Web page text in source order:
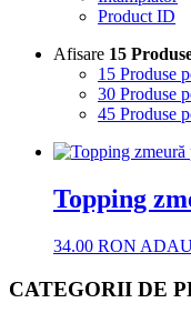
Product ID
Afisare 15
15 Produse
30 Produse
45 Produse
Topping
34.00 RON
CATEGORII DE